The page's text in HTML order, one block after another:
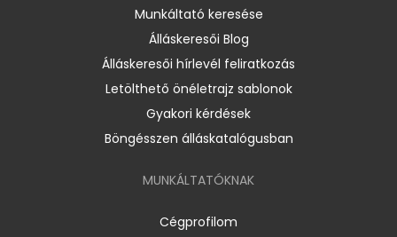
Munkáltató keresése
Álláskeresői Blog
Álláskeresői hírlevél feliratkozás
Letölthető önéletrajz sablonok
Gyakori kérdések
Böngésszen álláskatalógusban
MUNKÁLTATÓKNAK
Cégprofilom